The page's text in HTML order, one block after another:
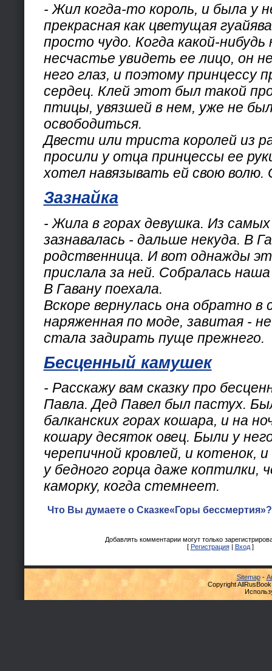
- Жил когда-то король, и была у
прекрасная как цветущая
просто чудо. Когда какой-
несчастье увидеть ее лицо, он
него глаз, и поэтому принцессу
сердец. Клей этот был такой
птицы, увязшей в нем, уже не
освободиться.
Двести или триста королей из
просили у отца принцессы ее
хотел навязывать ей свою волю.
Зазнайка
- Жила в горах девушка. Из
зазнавалась - дальше некуда. В
родственница. И вот однажды
прислала за ней. Собралась наша
В Гавану поехала.
Вскоре вернулась она обратно в
наряженная по моде, завитая -
стала задирать пуще прежнего.
Бесценный камушек
- Расскажу вам сказку про
Павла. Дед Павел был пастух.
балканских горах кошара, и на
кошару десяток овец. Были у
черепичной кровлей, и котенок,
у бедного горца даже коптилки,
каморку, когда стемнеет.
Что Вы думаете о Сказке«Горы бессмертия»?
Добавлять комментарии могут только
[ Регистрация| Вход]
Sitemap-
Copyright